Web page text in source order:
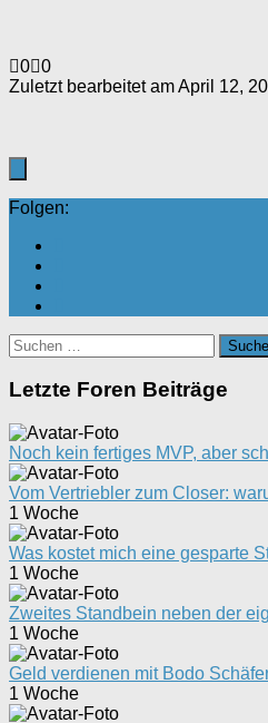
Anklicken
für
0 Anklicken
für
0
Zuletzt bearbeitet am April 12,
Folgen:
Suchen
nach:
Letzte Foren Beiträge
Noch kein fertiges MVP, aber
Vom Vertriebler zum Closer:
1 Woche
Was kostet mich eine gesparte
1 Woche
Zweites Standbein neben der
1 Woche
Geld verdienen mit Bodo
1 Woche